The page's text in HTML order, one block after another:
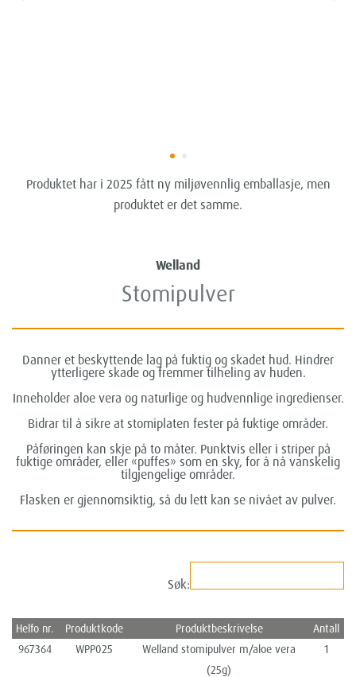
Produktet har i 2025 fått ny miljøvennlig emballasje, men
produktet er det samme.
Welland
Stomipulver
Danner et beskyttende lag på fuktig og skadet hud. Hindrer
ytterligere skade og fremmer tilheling av huden.
Inneholder aloe vera og naturlige og hudvennlige ingredienser.
Bidrar til å sikre at stomiplaten fester på fuktige områder.
Påføringen kan skje på to måter. Punktvis eller i striper på
fuktige områder, eller «puffes» som en sky, for å nå vanskelig
tilgjengelige områder.
Flasken er gjennomsiktig, så du lett kan se nivået av pulver.
Søk:
Helfo nr. Produktkode Produktbeskrivelse
Antall
967364
WPP025
Welland stomipulver m/aloe vera
(25g)
1